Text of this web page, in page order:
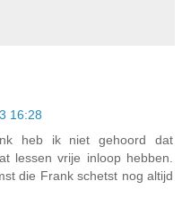
16:28
heb ik niet gehoord dat
lessen vrije inloop hebben.
die Frank schetst nog altijd